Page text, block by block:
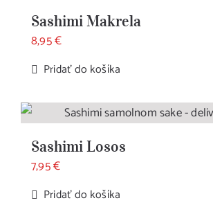
Sashimi Makrela
8,95€
Pridať do košíka
Sashimi Losos
7,95€
Pridať do košíka